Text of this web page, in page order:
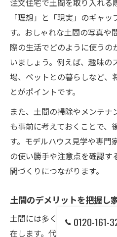
「理想」と「現実」のギャ
す。おしゃれな土間の写真や
際の生活でどのように使うの
いましょう。例えば、趣味の
場、ペットとの暮らしなど、
とがポイントです。
また、土間の掃除やメンテナ
も事前に考えておくことで、
す。モデルハウス見学や専門
の使い勝手や注意点を確認す
間づくりにつながります。
土間のデメリットを把握し
土間には多くのメリットがあ
在します。代表的なものとし
0120-161-